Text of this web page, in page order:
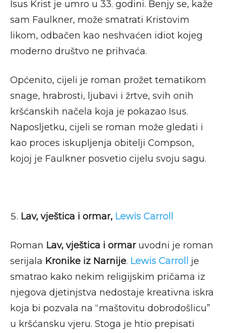
Isus Krist je umro u 33. godini. Benjy se, kaže
sam Faulkner, može smatrati Kristovim
likom, odbačen kao neshvaćen idiot kojeg
moderno društvo ne prihvaća.
Općenito, cijeli je roman prožet tematikom
snage, hrabrosti, ljubavi i žrtve, svih onih
kršćanskih načela koja je pokazao Isus.
Naposljetku, cijeli se roman može gledati i
kao proces iskupljenja obitelji Compson,
kojoj je Faulkner posvetio cijelu svoju sagu.
Lav, vještica i ormar, Lewis Carroll
Roman Lav, vještica i ormar uvodni je roman
serijala Kronike iz Narnije. Lewis Carroll
je
smatrao kako nekim religijskim pričama iz
njegova djetinjstva nedostaje kreativna iskra
koja bi pozvala na “maštovitu dobrodošlicu”
u kršćansku vjeru. Stoga je htio prepisati